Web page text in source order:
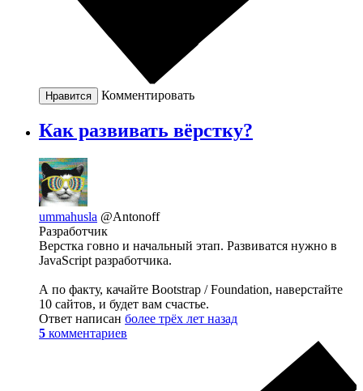
Нравится Комментировать
Как развивать вёрстку?
ummahusla @Antonoff
Разработчик
Верстка говно и начальный этап. Развиватся нужно в
JavaScript разработчика.
А по факту, качайте Bootstrap / Foundation, наверстайте
10 сайтов, и будет вам счастье.
Ответ написан более трёх лет назад
5 комментариев